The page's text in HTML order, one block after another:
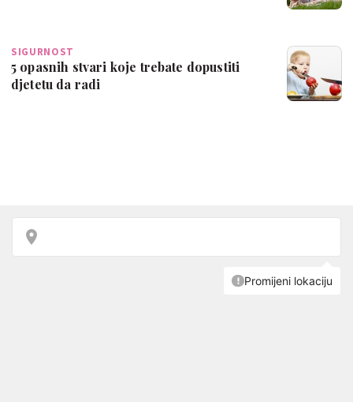
SIGURNOST
5 opasnih stvari koje trebate dopustiti
djetetu da radi